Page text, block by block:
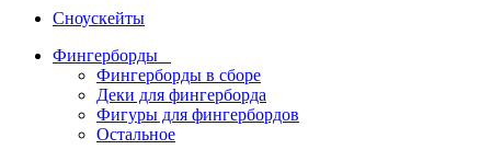
Сноускейты
Фингерборды
Фингерборды в сборе
Деки для фингерборда
Фигуры для фингербордов
Остальное